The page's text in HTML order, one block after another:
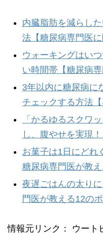
内臓脂肪を減らし
法【糖尿病専門医に
ウォーキングはい
い時間帯【糖尿病専
3年以内に糖尿病
チェックする方法【
「かるゆるスクワ
し、腹やせを実現
お菓子は1日にど
糖尿病専門医が教
夜遅ごはんの太り
門医が教える12の
情報元リンク： ウート